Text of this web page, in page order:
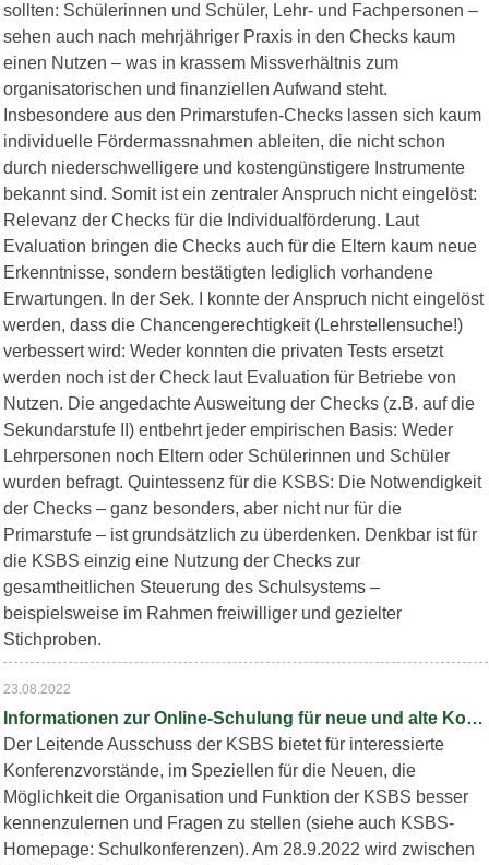
sollten: Schülerinnen und Schüler, Lehr- und Fachpersonen –
sehen auch nach mehrjähriger Praxis in den Checks kaum
einen Nutzen – was in krassem Missverhältnis zum
organisatorischen und finanziellen Aufwand steht.
Insbesondere aus den Primarstufen-Checks lassen sich kaum
individuelle Fördermassnahmen ableiten, die nicht schon
durch niederschwelligere und kostengünstigere Instrumente
bekannt sind. Somit ist ein zentraler Anspruch nicht eingelöst:
Relevanz der Checks für die Individualförderung. Laut
Evaluation bringen die Checks auch für die Eltern kaum neue
Erkenntnisse, sondern bestätigten lediglich vorhandene
Erwartungen. In der Sek. I konnte der Anspruch nicht eingelöst
werden, dass die Chancengerechtigkeit (Lehrstellensuche!)
verbessert wird: Weder konnten die privaten Tests ersetzt
werden noch ist der Check laut Evaluation für Betriebe von
Nutzen. Die angedachte Ausweitung der Checks (z.B. auf die
Sekundarstufe II) entbehrt jeder empirischen Basis: Weder
Lehrpersonen noch Eltern oder Schülerinnen und Schüler
wurden befragt. Quintessenz für die KSBS: Die Notwendigkeit
der Checks – ganz besonders, aber nicht nur für die
Primarstufe – ist grundsätzlich zu überdenken. Denkbar ist für
die KSBS einzig eine Nutzung der Checks zur
gesamtheitlichen Steuerung des Schulsystems –
beispielsweise im Rahmen freiwilliger und gezielter
Stichproben.
23.08.2022
Informationen zur Online-Schulung für neue und alte Konferenzvorstände
Der Leitende Ausschuss der KSBS bietet für interessierte
Konferenzvorstände, im Speziellen für die Neuen, die
Möglichkeit die Organisation und Funktion der KSBS besser
kennenzulernen und Fragen zu stellen (siehe auch KSBS-
Homepage: Schulkonferenzen). Am 28.9.2022 wird zwischen